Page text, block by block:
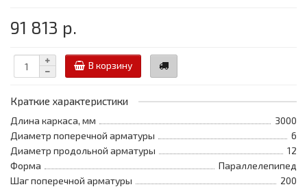
91 813 р.
В корзину
Краткие характеристики
Длина каркаса, мм
3000
Диаметр поперечной арматуры
6
Диаметр продольной арматуры
12
Форма
Параллелепипед
Шаг поперечной арматуры
200